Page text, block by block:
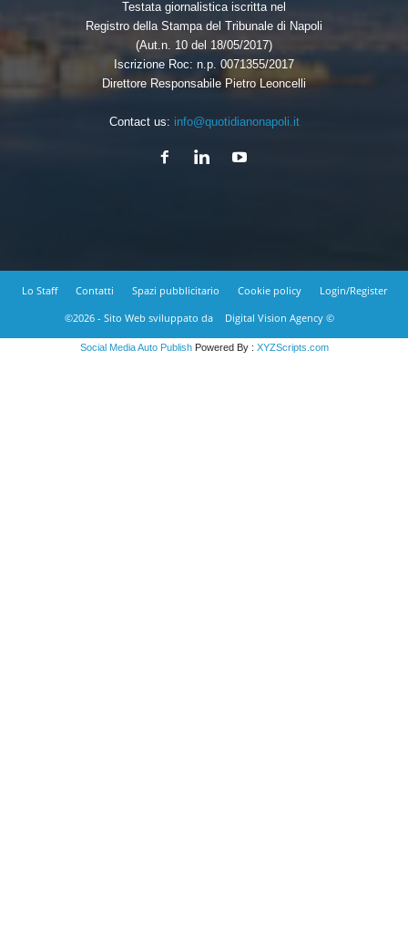
Testata giornalistica iscritta nel
Registro della Stampa del Tribunale di Napoli
(Aut.n. 10 del 18/05/2017)
Iscrizione Roc: n.p. 0071355/2017
Direttore Responsabile Pietro Leoncelli
Contact us: info@quotidianonapoli.it
Lo Staff Contatti Spazi pubblicitario Cookie policy
Login/Register
©2026 - Sito Web sviluppato da
Digital Vision Agency ©
Social Media Auto PublishPowered By : XYZScripts.com